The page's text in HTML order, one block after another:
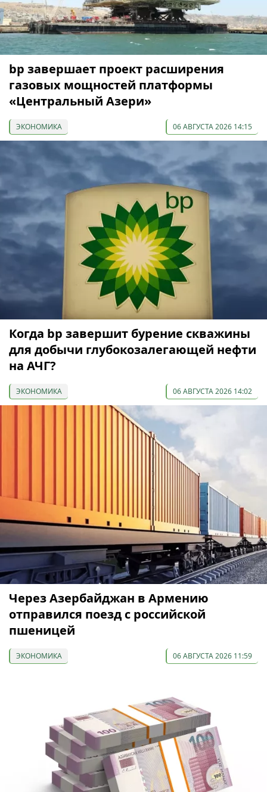
bp завершает проект расширения
газовых мощностей платформы
«Центральный Азери»
ЭКОНОМИКА 06 АВГУСТА 2026 14:15
Когда bp завершит бурение скважины
для добычи глубокозалегающей нефти
на АЧГ?
ЭКОНОМИКА 06 АВГУСТА 2026 14:02
Через Азербайджан в Армению
отправился поезд с российской
пшеницей
ЭКОНОМИКА 06 АВГУСТА 2026 11:59